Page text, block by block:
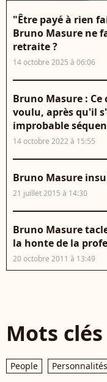
"Être payé à rien
Bruno Masure ne
retraite ?
14 octobre 2025 à 06:06
Bruno Masure :
voulu, après qu'il
improbable
14 octobre 2022 à 15:55
Bruno Masure
21 juillet 2015 à 14:30
Bruno Masure
la honte de la
20 octobre 2011 à 13:49
Mots clés
People